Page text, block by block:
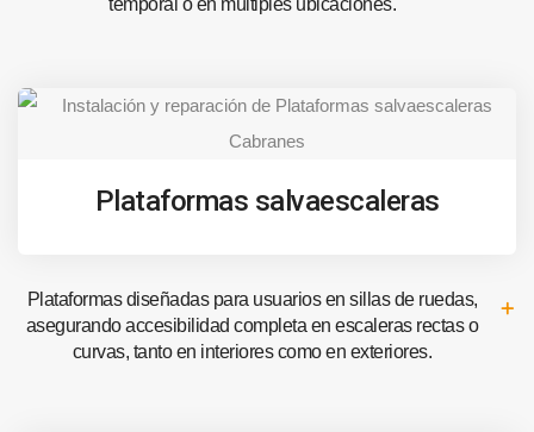
Plataformas salvaescaleras
Plataformas diseñadas para usuarios en sillas de ruedas,
asegurando accesibilidad completa en escaleras rectas o
curvas, tanto en interiores como en exteriores.